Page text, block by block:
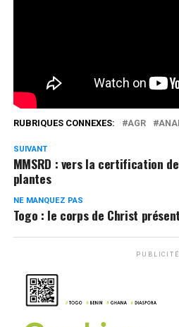
RUBRIQUES CONNEXES: AGR
SUIVANT
MMSRD : vers la certification
plantes
NE MANQUEZ PAS
Togo : le corps de Christ
PUBLICITÉ